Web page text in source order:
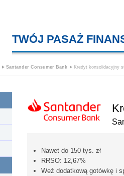
TWÓJ PASAŻ
Santander Consumer Bank Kredyt konsolidacyjny
Nawet do 150 tys. zł
RRSO: 12,67%
Weź dodatkową gotówkę i